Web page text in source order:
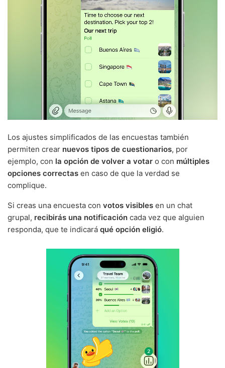
Los ajustes simplificados de las encuestas también
permiten crear nuevos tipos de cuestionarios, por
ejemplo, con la opción de volver a votar o con múltiples
opciones correctas en caso de que la verdad se
complique.
Si creas una encuesta con votos visibles en un chat
grupal, recibirás una notificación cada vez que alguien
responda, que te indicará qué opción eligió.